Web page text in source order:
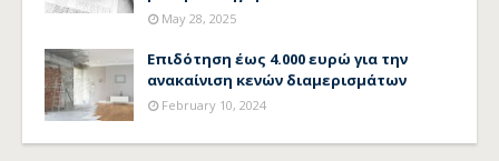
May 28, 2025
Επιδότηση έως 4.000 ευρώ για την
ανακαίνιση κενών διαμερισμάτων
February 10, 2024